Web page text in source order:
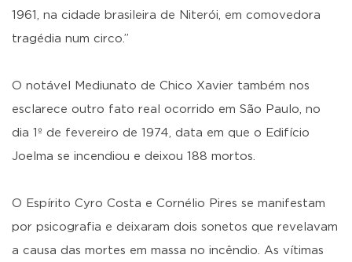
1961, na cidade brasileira de Niterói, em comovedora
tragédia num circo.”
O notável Mediunato de Chico Xavier também nos
esclarece outro fato real ocorrido em São Paulo, no
dia 1º de fevereiro de 1974, data em que o Edifício
Joelma se incendiou e deixou 188 mortos.
O Espírito Cyro Costa e Cornélio Pires se manifestam
por psicografia e deixaram dois sonetos que revelavam
a causa das mortes em massa no incêndio. As vítimas